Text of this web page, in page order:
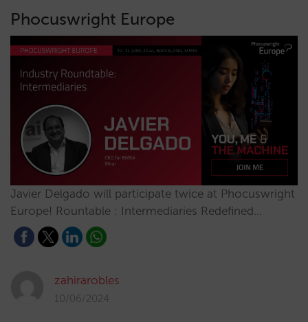
Phocuswright Europe
Javier Delgado will participate twice at Phocuswright
Europe! Rountable : Intermediaries Redefined…
zahirarobles
10/06/2024